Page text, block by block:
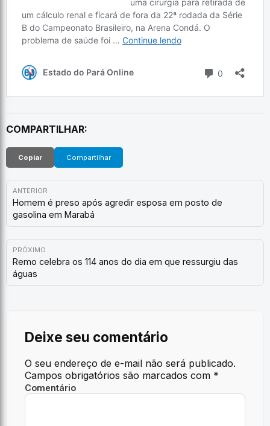
COMPARTILHAR:
Copiar Compartilhar
ANTERIOR
Homem é preso após agredir esposa em posto de
gasolina em Marabá
PRÓXIMO
Remo celebra os 114 anos do dia em que ressurgiu das
águas
Deixe seu comentário
O seu endereço de e-mail não será publicado.
Campos obrigatórios são marcados com *
Comentário